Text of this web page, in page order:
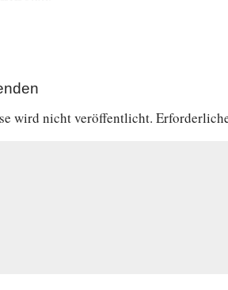
wird nicht veröffentlicht.